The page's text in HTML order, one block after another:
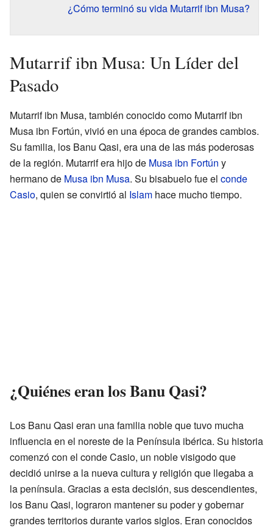
¿Cómo terminó su vida Mutarrif ibn Musa?
Mutarrif ibn Musa: Un Líder del
Pasado
Mutarrif ibn Musa, también conocido como Mutarrif ibn
Musa ibn Fortún, vivió en una época de grandes cambios.
Su familia, los Banu Qasi, era una de las más poderosas
de la región. Mutarrif era hijo de Musa ibn Fortún y
hermano de Musa ibn Musa. Su bisabuelo fue el conde
Casio, quien se convirtió al Islam hace mucho tiempo.
¿Quiénes eran los Banu Qasi?
Los Banu Qasi eran una familia noble que tuvo mucha
influencia en el noreste de la Península ibérica. Su historia
comenzó con el conde Casio, un noble visigodo que
decidió unirse a la nueva cultura y religión que llegaba a
la península. Gracias a esta decisión, sus descendientes,
los Banu Qasi, lograron mantener su poder y gobernar
grandes territorios durante varios siglos. Eran conocidos